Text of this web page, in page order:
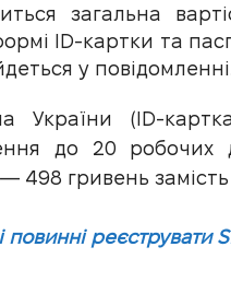
загальна
ID-картки та
у
України (ID-
до 20 робочих
498 гривень
повинні реєструвати